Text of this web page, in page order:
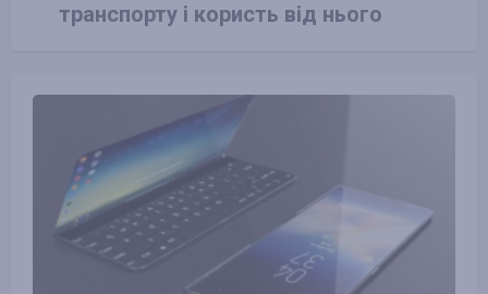
транспорту і користь від нього